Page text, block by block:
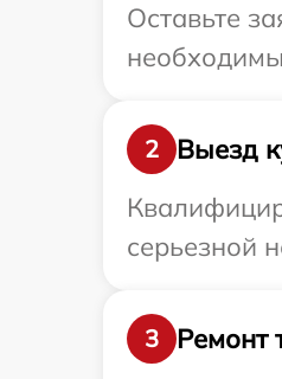
Оставьте
2
Выезд
серьезной
3
Ремонт